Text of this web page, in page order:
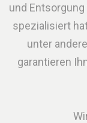
und
spezialisiert
unter
garantieren